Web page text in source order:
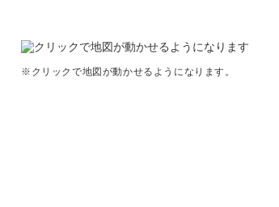
※クリックで地図が動かせるようになります。